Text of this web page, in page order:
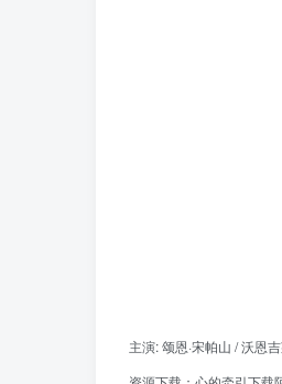
主演: 颂恩·宋帕山 / 沃恩